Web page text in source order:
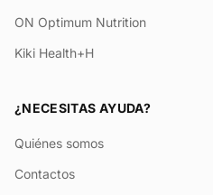
ON Optimum Nutrition
Kiki Health+H
¿NECESITAS AYUDA?
Quiénes somos
Contactos